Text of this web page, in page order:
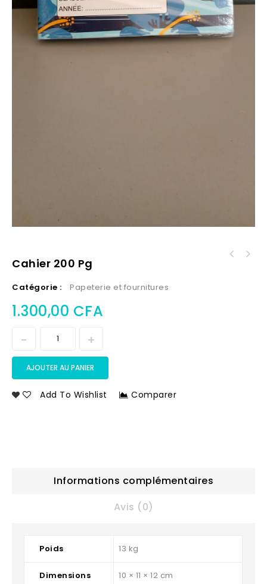
Cahier 200 Pg
Catégorie : Papeterie et fournitures
1.300,00 CFA
AJOUTER AU PANIER
Add To Wishlist Comparer
Informations complémentaires
Avis (0)
Poids 13 kg
Dimensions 10 × 11 × 12 cm